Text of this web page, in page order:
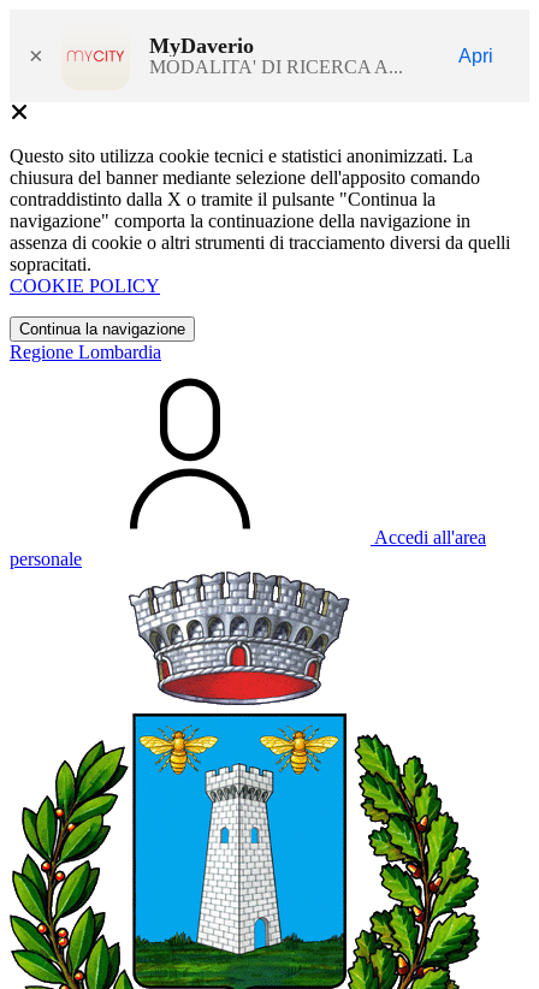
× MyDaverio
MODALITA' DI RICERCA A...
Apri
Questo sito utilizza cookie tecnici e statistici anonimizzati. La
chiusura del banner mediante selezione dell'apposito comando
contraddistinto dalla X o tramite il pulsante "Continua la
navigazione" comporta la continuazione della navigazione in
assenza di cookie o altri strumenti di tracciamento diversi da quelli
sopracitati.
COOKIE POLICY
Continua la navigazione
Regione Lombardia
Accedi all'area
personale